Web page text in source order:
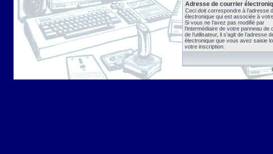
Adresse de courrier
Ceci doit correspondre à l’adresse
électronique qui est associée à
Si vous ne l’avez pas modifié par
l’intermédiaire de votre panneau de
de l’utilisateur, il s’agit de l’adresse
électronique que vous avez saisie
votre inscription.